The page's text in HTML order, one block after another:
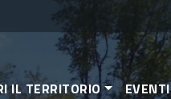
au
contenu
principal
IL TERRITORIO EVENTI